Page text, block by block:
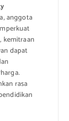
anggota
kemitraan
dapat
rasa